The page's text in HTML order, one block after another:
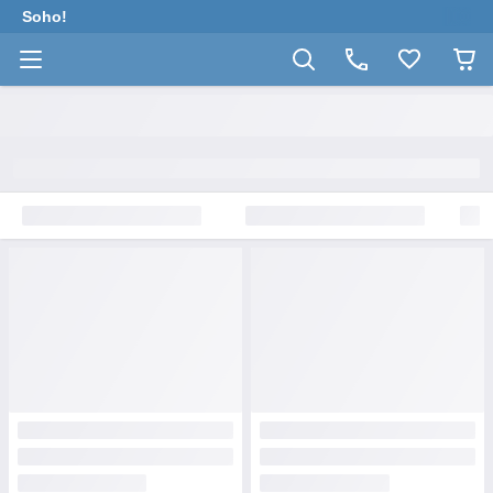
Soho!